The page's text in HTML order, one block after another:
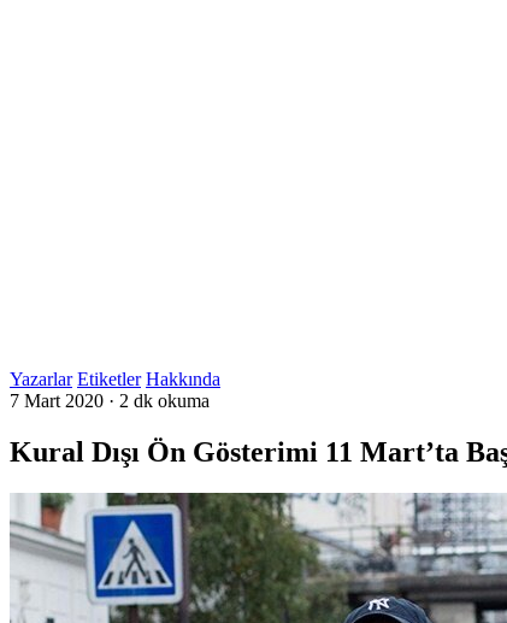
Yazarlar Etiketler Hakkında
7 Mart 2020 · 2 dk okuma
Kural Dışı Ön Gösterimi 11 Mart’ta